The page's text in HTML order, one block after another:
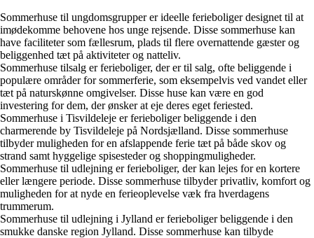
Sommerhuse til ungdomsgrupper er ideelle ferieboliger designet til at
imødekomme behovene hos unge rejsende. Disse sommerhuse kan
have faciliteter som fællesrum, plads til flere overnattende gæster og
beliggenhed tæt på aktiviteter og natteliv.
Sommerhuse tilsalg er ferieboliger, der er til salg, ofte beliggende i
populære områder for sommerferie, som eksempelvis ved vandet eller
tæt på naturskønne omgivelser. Disse huse kan være en god
investering for dem, der ønsker at eje deres eget feriested.
Sommerhuse i Tisvildeleje er ferieboliger beliggende i den
charmerende by Tisvildeleje på Nordsjælland. Disse sommerhuse
tilbyder muligheden for en afslappende ferie tæt på både skov og
strand samt hyggelige spisesteder og shoppingmuligheder.
Sommerhuse til udlejning er ferieboliger, der kan lejes for en kortere
eller længere periode. Disse sommerhuse tilbyder privatliv, komfort og
muligheden for at nyde en ferieoplevelse væk fra hverdagens
trummerum.
Sommerhuse til udlejning i Jylland er ferieboliger beliggende i den
smukke danske region Jylland. Disse sommerhuse kan tilbyde